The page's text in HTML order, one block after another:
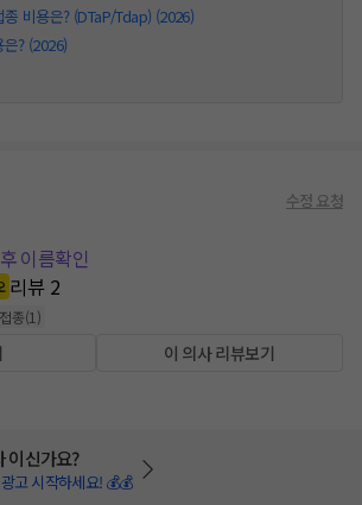
비용은? (DTaP/Tdap) (2026)
? (2026)
수정 요청
이름확인
리뷰 2
종(1 )
이 의사 리뷰보기
이신가요?
고 시작하세요! 💰💰